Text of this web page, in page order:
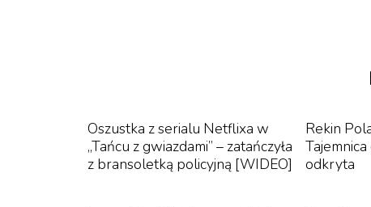
Oszustka z serialu Netflixa w
„Tańcu z gwiazdami” – zatańczyła
z bransoletką policyjną [WIDEO]
Rekin
odkryta